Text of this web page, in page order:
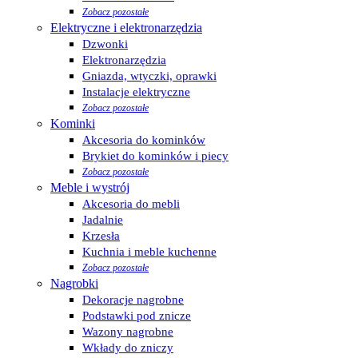
Zobacz pozostałe
Elektryczne i elektronarzędzia
Dzwonki
Elektronarzędzia
Gniazda, wtyczki, oprawki
Instalacje elektryczne
Zobacz pozostałe
Kominki
Akcesoria do kominków
Brykiet do kominków i piecy
Zobacz pozostałe
Meble i wystrój
Akcesoria do mebli
Jadalnie
Krzesła
Kuchnia i meble kuchenne
Zobacz pozostałe
Nagrobki
Dekoracje nagrobne
Podstawki pod znicze
Wazony nagrobne
Wkłady do zniczy